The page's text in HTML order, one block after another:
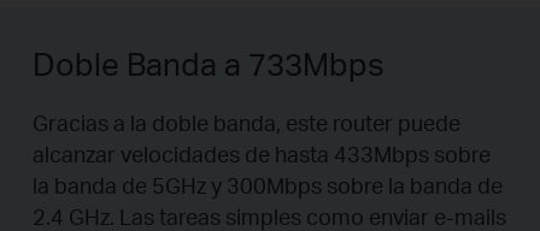
Doble Banda a 733Mbps
Gracias a la doble banda, este router puede
alcanzar velocidades de hasta 433Mbps sobre
la banda de 5GHz y 300Mbps sobre la banda de
2.4 GHz. Las tareas simples como enviar e-mails